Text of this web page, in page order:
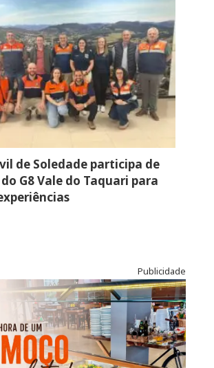
de Soledade participa de
G8 Vale do Taquari para
Publicidade